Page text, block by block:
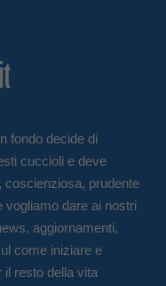
fondo decide di
cuccioli e deve
coscienziosa, prudente
vogliamo dare ai nostri
aggiornamenti,
come iniziare e
resto della vita